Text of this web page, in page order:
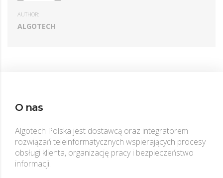
AUTHOR:
ALGOTECH
O nas
Algotech Polska jest dostawcą oraz integratorem
rozwiązań teleinformatycznych wspierających procesy
obsługi klienta, organizację pracy i bezpieczeństwo
informacji.